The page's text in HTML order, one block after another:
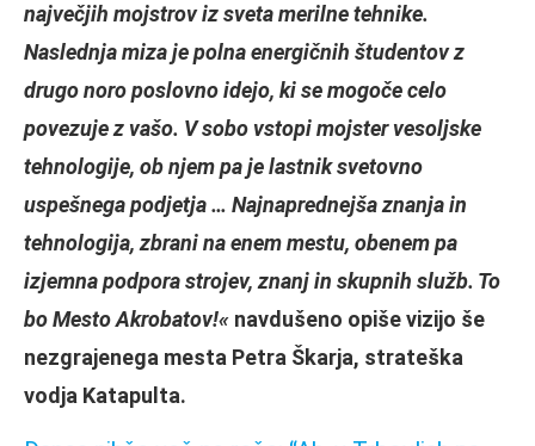
največjih mojstrov iz sveta merilne tehnike.
Naslednja miza je polna energičnih študentov z
drugo noro poslovno idejo, ki se mogoče celo
povezuje z vašo. V sobo vstopi mojster vesoljske
tehnologije, ob njem pa je lastnik svetovno
uspešnega podjetja … Najnaprednejša znanja in
tehnologija, zbrani na enem mestu, obenem pa
izjemna podpora strojev, znanj in skupnih služb. To
bo Mesto Akrobatov!« navdušeno opiše vizijo še
nezgrajenega mesta Petra Škarja, strateška
vodja Katapulta.